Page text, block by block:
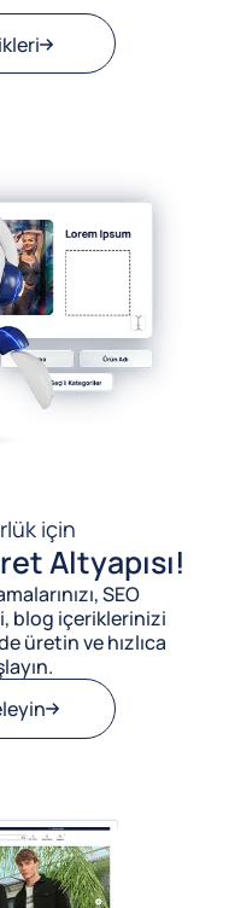
için
Altyapısı!
SEO
blog içeriklerinizi
üretin ve hızlıca